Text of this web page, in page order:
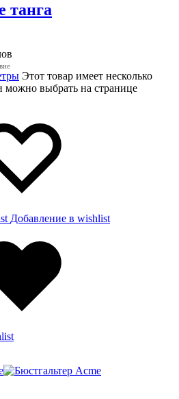
танга
Этот товар имеет несколько
выбрать на странице
Добавление в wishlist